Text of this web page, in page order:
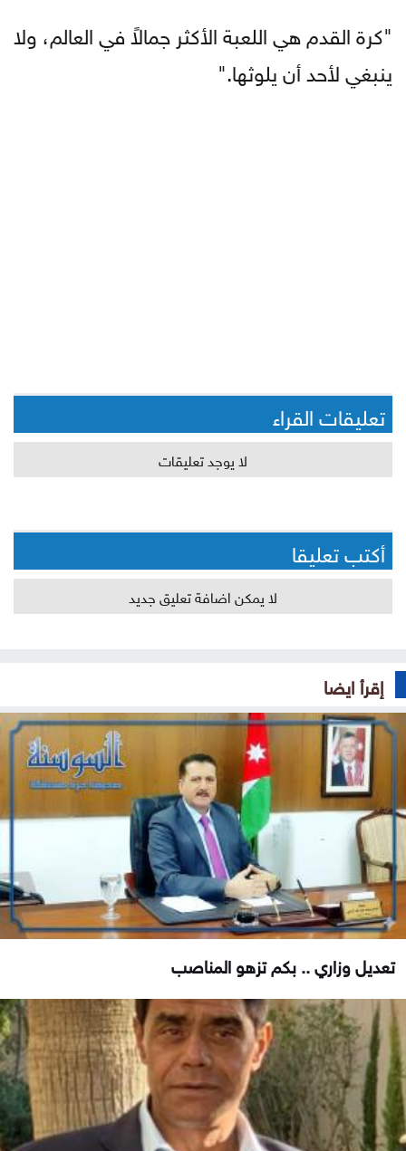
​"كرة القدم هي اللعبة الأكثر جمالاً في العالم، ولا
ينبغي لأحد أن يلوثها."
تعليقات القراء
لا يوجد تعليقات
أكتب تعليقا
لا يمكن اضافة تعليق جديد
إقرأ ايضا
تعديل وزاري .. بكم تزهو المناصب